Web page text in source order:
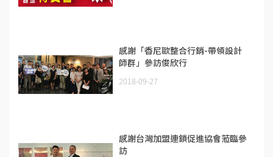
感謝「香尼歐整合行銷-帶領設計
師群」參訪俊欣行
2018-09-27
感謝台灣加盟連鎖促進協會蒞臨參
訪